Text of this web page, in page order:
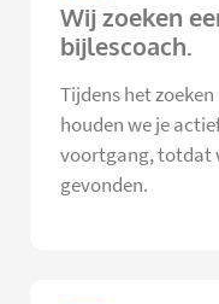
Wij zoeken
bijlescoach.
Tijdens het
houden we je
voortgang, totdat
gevonden.